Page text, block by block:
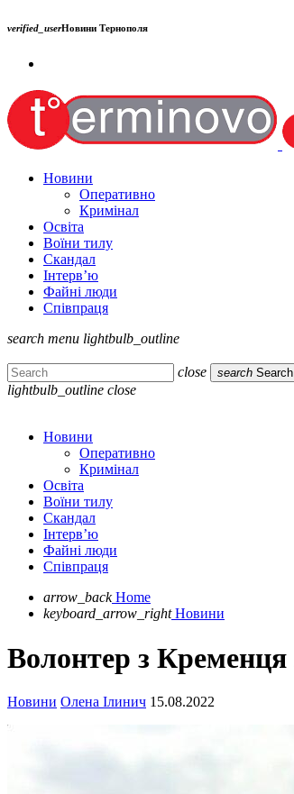
verified_userНовини Тернополя
Новини
Оперативно
Кримінал
Освіта
Воїни тилу
Скандал
Інтерв’ю
Файні люди
Співпраця
search menu lightbulb_outline
close search Search
lightbulb_outline close
Новини
Оперативно
Кримінал
Освіта
Воїни тилу
Скандал
Інтерв’ю
Файні люди
Співпраця
arrow_back Home
keyboard_arrow_right Новини
Волонтер з Кременця
Новини Олена Ілинич 15.08.2022